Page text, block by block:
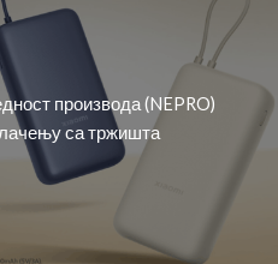
производа (NEPRO)
са тржишта